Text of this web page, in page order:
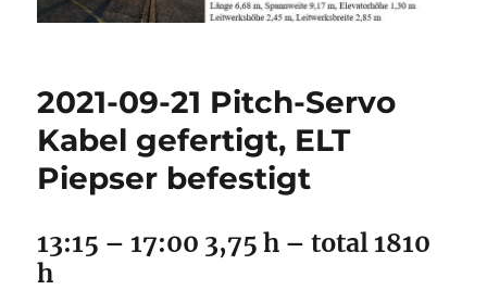
2021-09-21 Pitch-Servo
Kabel gefertigt, ELT
Piepser befestigt
13:15 – 17:00 3,75 h – total 1810
h